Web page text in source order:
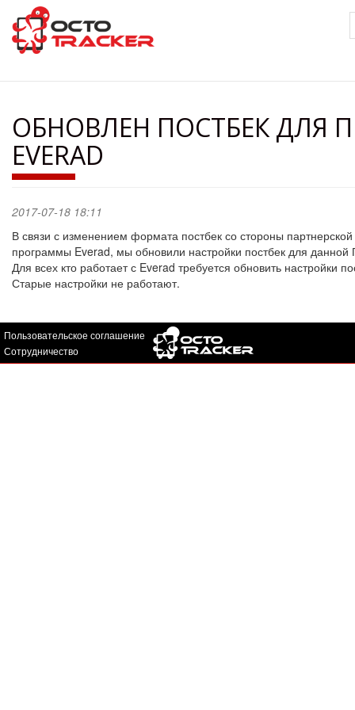
Перейти
основному
содержанию
ОБНОВЛЕН ПОСТБЕК ДЛЯ
EVERAD
2017-07-18 18:11
В связи с изменением формата постбек со стороны партнерской
программы Everad, мы обновили настройки постбек для данной
Для всех кто работает с Everad требуется обновить настройки
Старые настройки не работают.
Пользовательское соглашение
Сотрудничество